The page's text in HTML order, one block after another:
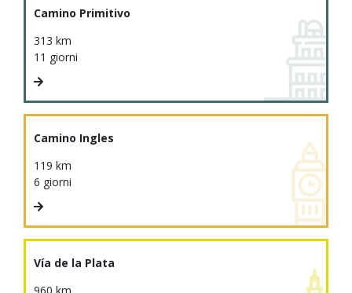
Camino Primitivo
313 km
11 giorni
Camino Ingles
119 km
6 giorni
Vía de la Plata